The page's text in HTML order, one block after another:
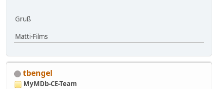
Gruß
Matti-Films
tbengel
MyMDb-CE-Team